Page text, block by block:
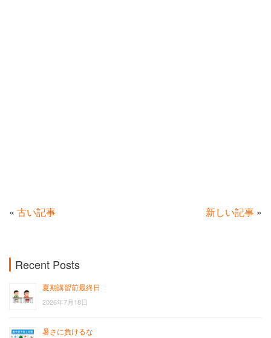
« 古い記事 新しい記事 »
Recent Posts
夏期講習前最終日
2026年7月18日
暑さに負けるな